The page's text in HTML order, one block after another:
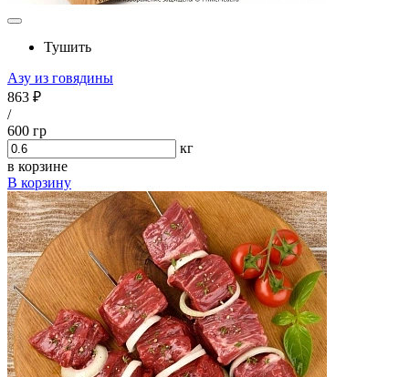
Тушить
Азу из говядины
863 ₽
/
600 гр
кг
в корзине
В корзину